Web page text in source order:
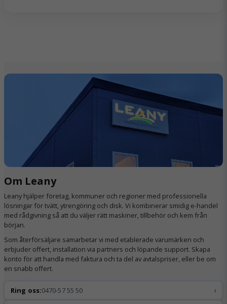
Om Leany
Leany hjälper företag, kommuner och regioner med professionella
lösningar för tvätt, ytrengöring och disk. Vi kombinerar smidig e-handel
med rådgivning så att du väljer rätt maskiner, tillbehör och kem från
början.
Som återförsäljare samarbetar vi med etablerade varumärken och
erbjuder offert, installation via partners och löpande support. Skapa
konto för att handla med faktura och ta del av avtalspriser, eller be om
en snabb offert.
Ring oss:0470-57 55 50 ›